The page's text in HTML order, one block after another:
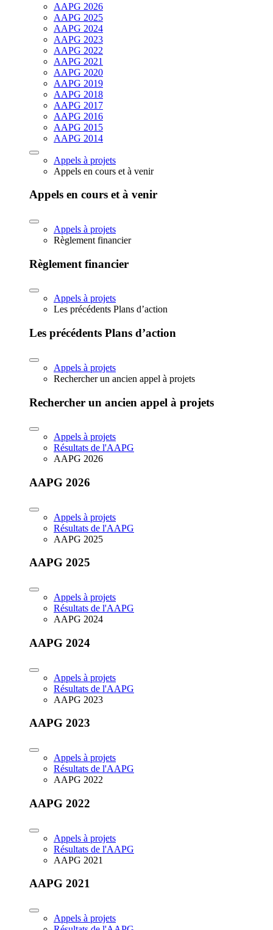
AAPG 2026
AAPG 2025
AAPG 2024
AAPG 2023
AAPG 2022
AAPG 2021
AAPG 2020
AAPG 2019
AAPG 2018
AAPG 2017
AAPG 2016
AAPG 2015
AAPG 2014
Appels à projets
Appels en cours et à venir
Appels en cours et à venir
Appels à projets
Règlement financier
Règlement financier
Appels à projets
Les précédents Plans d’action
Les précédents Plans d’action
Appels à projets
Rechercher un ancien appel à projets
Rechercher un ancien appel à projets
Appels à projets
Résultats de l'AAPG
AAPG 2026
AAPG 2026
Appels à projets
Résultats de l'AAPG
AAPG 2025
AAPG 2025
Appels à projets
Résultats de l'AAPG
AAPG 2024
AAPG 2024
Appels à projets
Résultats de l'AAPG
AAPG 2023
AAPG 2023
Appels à projets
Résultats de l'AAPG
AAPG 2022
AAPG 2022
Appels à projets
Résultats de l'AAPG
AAPG 2021
AAPG 2021
Appels à projets